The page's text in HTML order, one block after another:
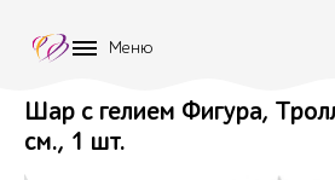
Меню
Шар с гелием Фигура,
см., 1 шт.